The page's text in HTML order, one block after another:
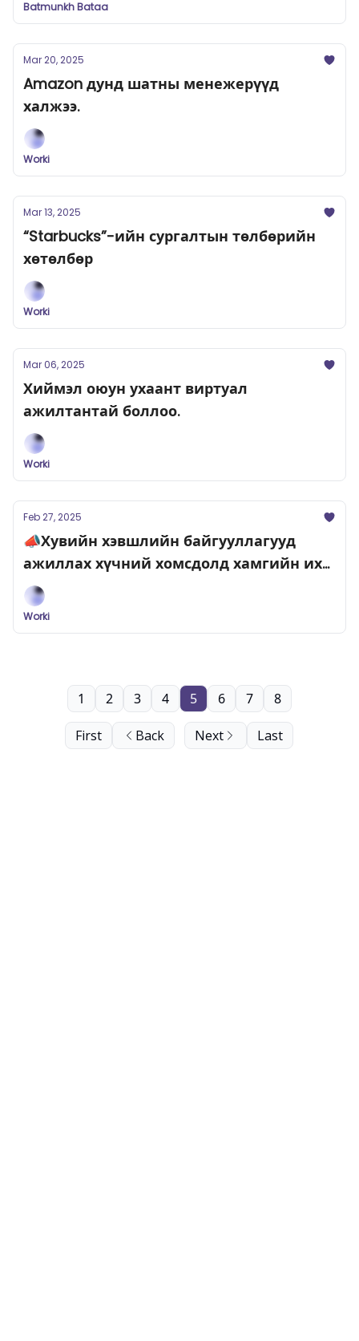
Batmunkh Bataa
Mar 20, 2025
Amazon дунд шатны менежерүүд
халжээ.
Worki
Mar 13, 2025
“Starbucks”-ийн сургалтын төлбөрийн
хөтөлбөр
Worki
Mar 06, 2025
Хиймэл оюун ухаант виртуал
ажилтантай боллоо.
Worki
Feb 27, 2025
📣Хувийн хэвшлийн байгууллагууд
ажиллах хүчний хомсдолд хамгийн их
өртжээ
Worki
First Back
1 2 3 4 5 6 7 8
Next Last